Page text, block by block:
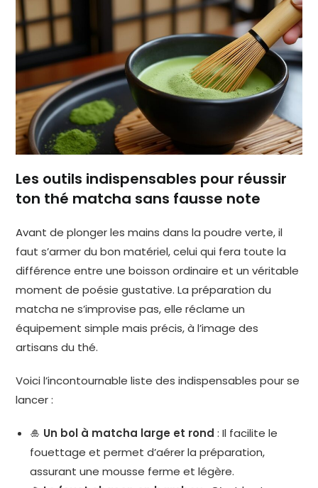
Les outils indispensables pour réussir
ton thé matcha sans fausse note
Avant de plonger les mains dans la poudre verte, il
faut s’armer du bon matériel, celui qui fera toute la
différence entre une boisson ordinaire et un véritable
moment de poésie gustative. La préparation du
matcha ne s’improvise pas, elle réclame un
équipement simple mais précis, à l’image des
artisans du thé.
Voici l’incontournable liste des indispensables pour se
lancer :
🎍 Un bol à matcha large et rond : Il facilite le
fouettage et permet d’aérer la préparation,
assurant une mousse ferme et légère.